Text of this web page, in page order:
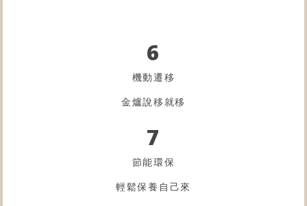
6
機動遷移
金爐說移就移
7
節能環保
輕鬆保養自己來